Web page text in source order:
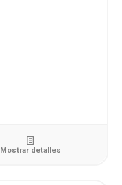
Mostrar detalles